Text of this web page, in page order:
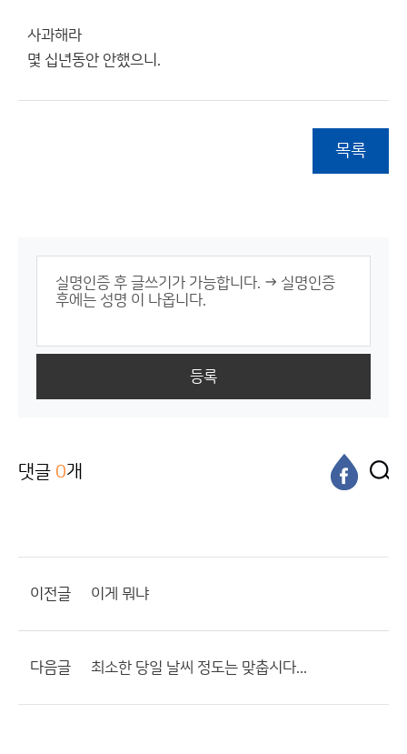
사과해라
몇 십년동안 안했으니.
목록
등록
댓글 0개
이전글 이게 뭐냐
다음글 최소한 당일 날씨 정도는 맞춥시다...